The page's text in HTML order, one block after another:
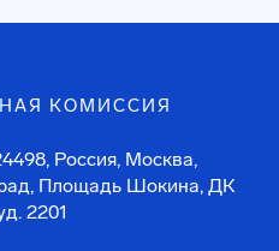
КОМИССИЯ
Россия, Москва,
Площадь Шокина, ДК
2201